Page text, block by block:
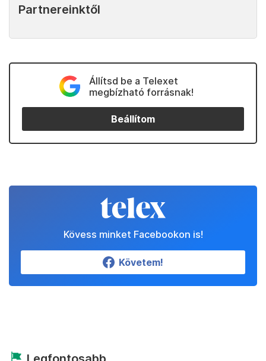
Partnereinktől
Állítsd be a Telexet
megbízható forrásnak!
Beállítom
Kövess minket Facebookon is!
Követem!